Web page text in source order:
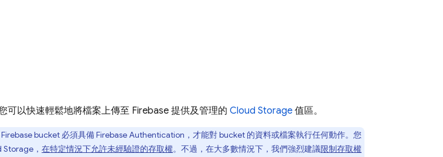
可以快速輕鬆地將檔案上傳至 Firebase 提供及管理的 Cloud Storage 值區。
bucket 必須具備Firebase Authentication ，才能對 bucket 的資料或檔案執行任何動作。您
Storage ， 在特定情況下允許未經驗證的存取權。不過，在大多數情況下，我們強烈建議限制存取權